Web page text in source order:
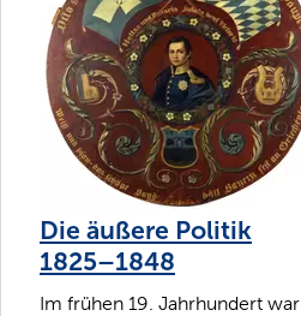
Die äußere Politik
1825–1848
Im frühen 19. Jahrhundert war